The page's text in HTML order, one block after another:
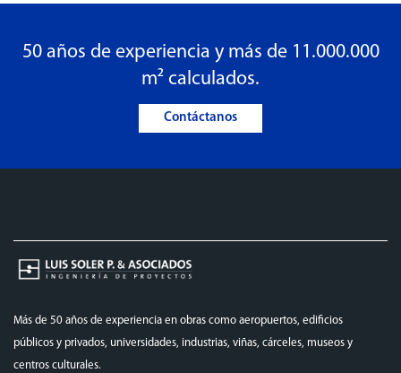
50 años de experiencia y más de 11.000.000
m² calculados.
Contáctanos
Más de 50 años de experiencia en obras como aeropuertos, edificios
públicos y privados, universidades, industrias, viñas, cárceles, museos y
centros culturales.